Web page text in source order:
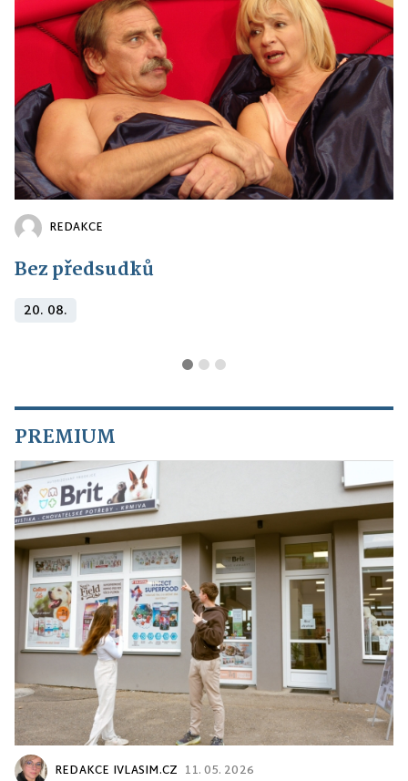
REDAKCE
Bez předsudků
20. 08.
PREMIUM
REDAKCE IVLASIM.CZ 11. 05. 2026